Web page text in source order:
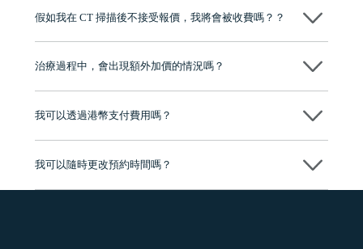
牌」、「2025香港企業領袖品牌」，是諾貝爾種植系統全球放心植牙中
至今已服務超過三十個國家和地區的顧客，受到粵港澳大灣區及周邊城
市市民極高的口碑評價及信任推薦 珠海、深圳設有八大分院，香港亦設
有咨詢及服務保障中心，有任何問題都可以隨時預約免費咨詢，讓人十
假如我在 CT 掃描後不接受報價，我將會被收費嗎？？
不會！只要未開始實際服務之前，你不會被收取任何費用。
治療過程中，會出現額外加價的情況嗎？
我可以透過港幣支付費用嗎？
我可以隨時更改預約時間嗎？